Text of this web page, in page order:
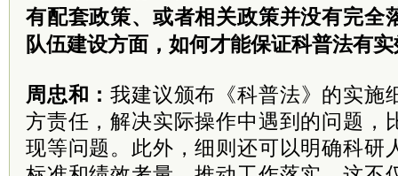
有配套政策、或者相关政策并没有完全
队伍建设方面，如何才能保证科普法有
周忠和：我建议颁布《科普法》的实施
方责任，解决实际操作中遇到的问题，
现等问题。此外，细则还可以明确科研